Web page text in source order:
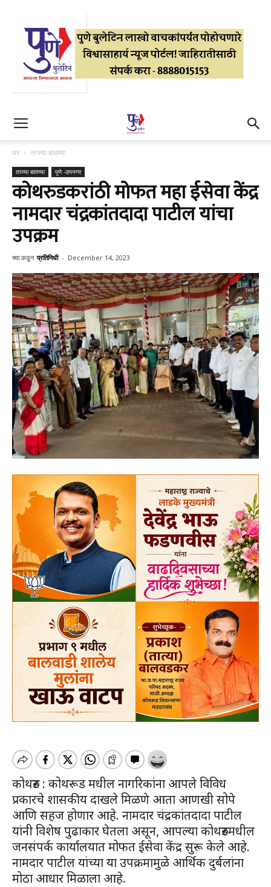
घर ताज्या बातम्या
ताज्या बातम्या पुणे -उपनगर
कोथरुडकरांठी मोफत महा ईसेवा केंद्र
नामदार चंद्रकांतदादा पाटील यांचा
उपक्रम
च्या कडून प्रतिनिधी - December 14, 2023
कोथरुड : कोथरूड मधील नागरिकांना आपले विविध
प्रकारचे शासकीय दाखले मिळणे आता आणखी सोपे
आणि सहज होणार आहे. नामदार चंद्रकांतदादा पाटील
यांनी विशेष पुढाकार घेतला असून, आपल्या कोथरुडमधील
जनसंपर्क कार्यालयात मोफत ईसेवा केंद्र सुरू केले आहे.
नामदार पाटील यांच्या या उपक्रमामुळे आर्थिक दुर्बलांना
मोठा आधार मिळाला आहे.